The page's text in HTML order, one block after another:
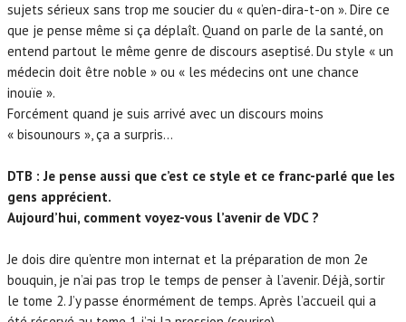
sujets sérieux sans trop me soucier du « qu’en-dira-t-on ». Dire ce
que je pense même si ça déplaît. Quand on parle de la santé, on
entend partout le même genre de discours aseptisé. Du style « un
médecin doit être noble » ou « les médecins ont une chance
inouïe ».
Forcément quand je suis arrivé avec un discours moins
« bisounours », ça a surpris…
DTB : Je pense aussi que c’est ce style et ce franc-parlé que les
gens apprécient.
Aujourd’hui, comment voyez-vous l’avenir de VDC ?
Je dois dire qu’entre mon internat et la préparation de mon 2e
bouquin, je n’ai pas trop le temps de penser à l’avenir. Déjà, sortir
le tome 2. J’y passe énormément de temps. Après l’accueil qui a